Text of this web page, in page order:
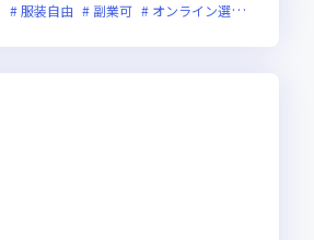
服装自由 副業可 オンライン選考可